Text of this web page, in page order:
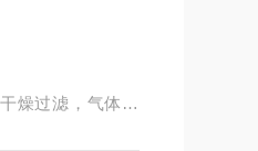
燥过滤，气体纯